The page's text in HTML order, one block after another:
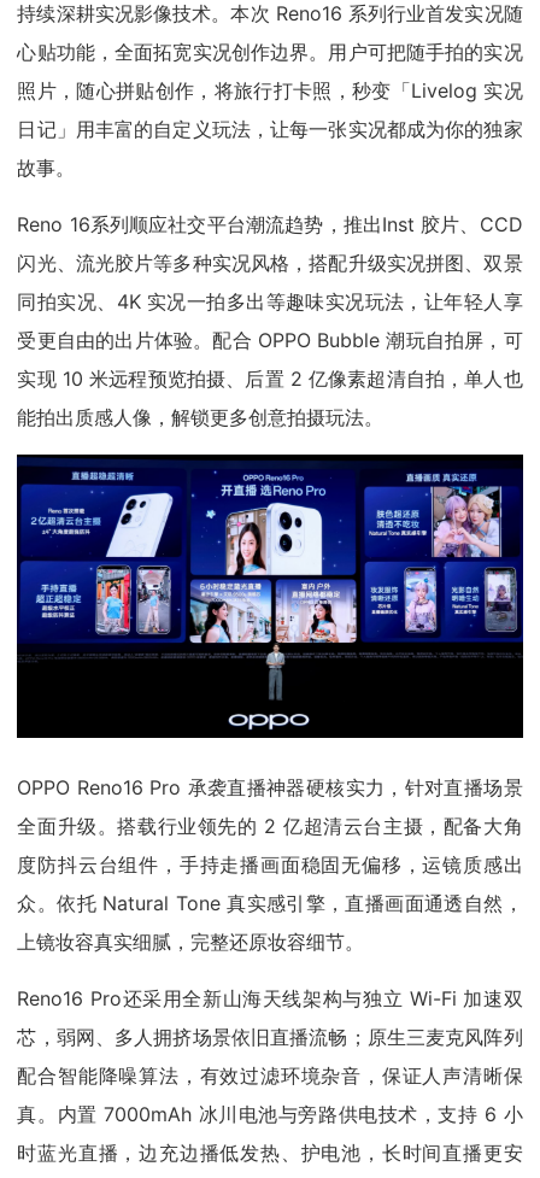
持续深耕实况影像技术。本次 Reno16 系列行业首发实况随
心贴功能，全面拓宽实况创作边界。用户可把随手拍的实况
照片，随心拼贴创作，将旅行打卡照，秒变「Livelog 实况
日记」用丰富的自定义玩法，让每一张实况都成为你的独家
故事。
Reno 16系列顺应社交平台潮流趋势，推出Inst 胶片、CCD
闪光、流光胶片等多种实况风格，搭配升级实况拼图、双景
同拍实况、4K 实况一拍多出等趣味实况玩法，让年轻人享
受更自由的出片体验。配合 OPPO Bubble 潮玩自拍屏，可
实现 10 米远程预览拍摄、后置 2 亿像素超清自拍，单人也
能拍出质感人像，解锁更多创意拍摄玩法。
OPPO Reno16 Pro 承袭直播神器硬核实力，针对直播场景
全面升级。搭载行业领先的 2 亿超清云台主摄，配备大角
度防抖云台组件，手持走播画面稳固无偏移，运镜质感出
众。依托 Natural Tone 真实感引擎，直播画面通透自然，
上镜妆容真实细腻，完整还原妆容细节。
Reno16 Pro还采用全新山海天线架构与独立 Wi-Fi 加速双
芯，弱网、多人拥挤场景依旧直播流畅；原生三麦克风阵列
配合智能降噪算法，有效过滤环境杂音，保证人声清晰保
真。内置 7000mAh 冰川电池与旁路供电技术，支持 6 小
时蓝光直播，边充边播低发热、护电池，长时间直播更安